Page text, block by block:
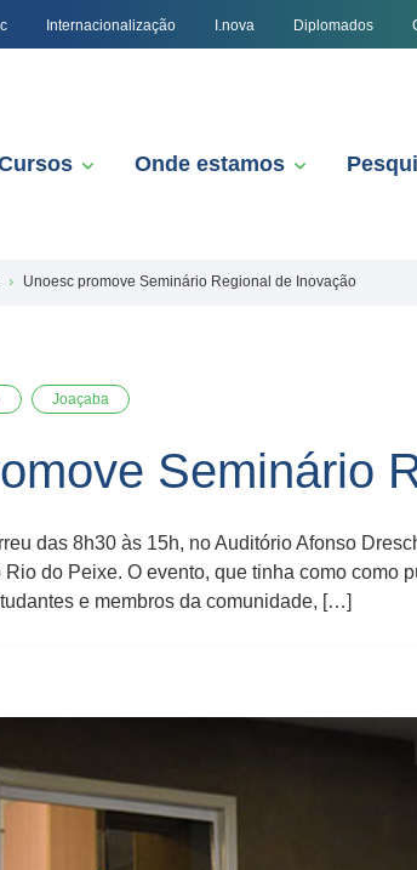
Internacionalização I.nova Diplomados
Onde estamos
Unoesc promove Seminário Regional de Inovação
Joaçaba
Seminário
das 8h30 às 15h, no Auditório Afonso
do Peixe. O evento, que tinha como
e membros da comunidade, […]